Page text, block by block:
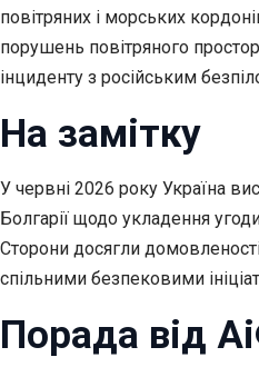
повітряних і морських
порушень повітряного
інциденту з російським
На замітку
У червні 2026 року Україна
Болгарії щодо укладення
Сторони досягли
спільними безпековими
Порада від